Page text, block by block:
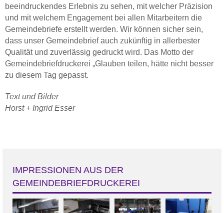
beeindruckendes Erlebnis zu sehen, mit welcher Präzision
und mit welchem Engagement bei allen Mitarbeitern die
Gemeindebriefe erstellt werden. Wir können sicher sein,
dass unser Gemeindebrief auch zukünftig in allerbester
Qualität und zuverlässig gedruckt wird. Das Motto der
Gemeindebriefdruckerei „Glauben teilen, hätte nicht besser
zu diesem Tag gepasst.
Text und Bilder
Horst + Ingrid Esser
IMPRESSIONEN AUS DER
GEMEINDEBRIEFDRUCKEREI